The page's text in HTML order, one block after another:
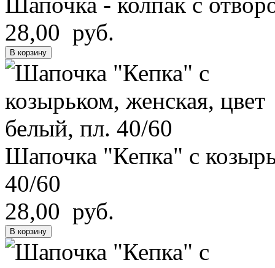
28,00 руб.
В корзину
Шапочка "Кепка" с
40/60
28,00 руб.
В корзину